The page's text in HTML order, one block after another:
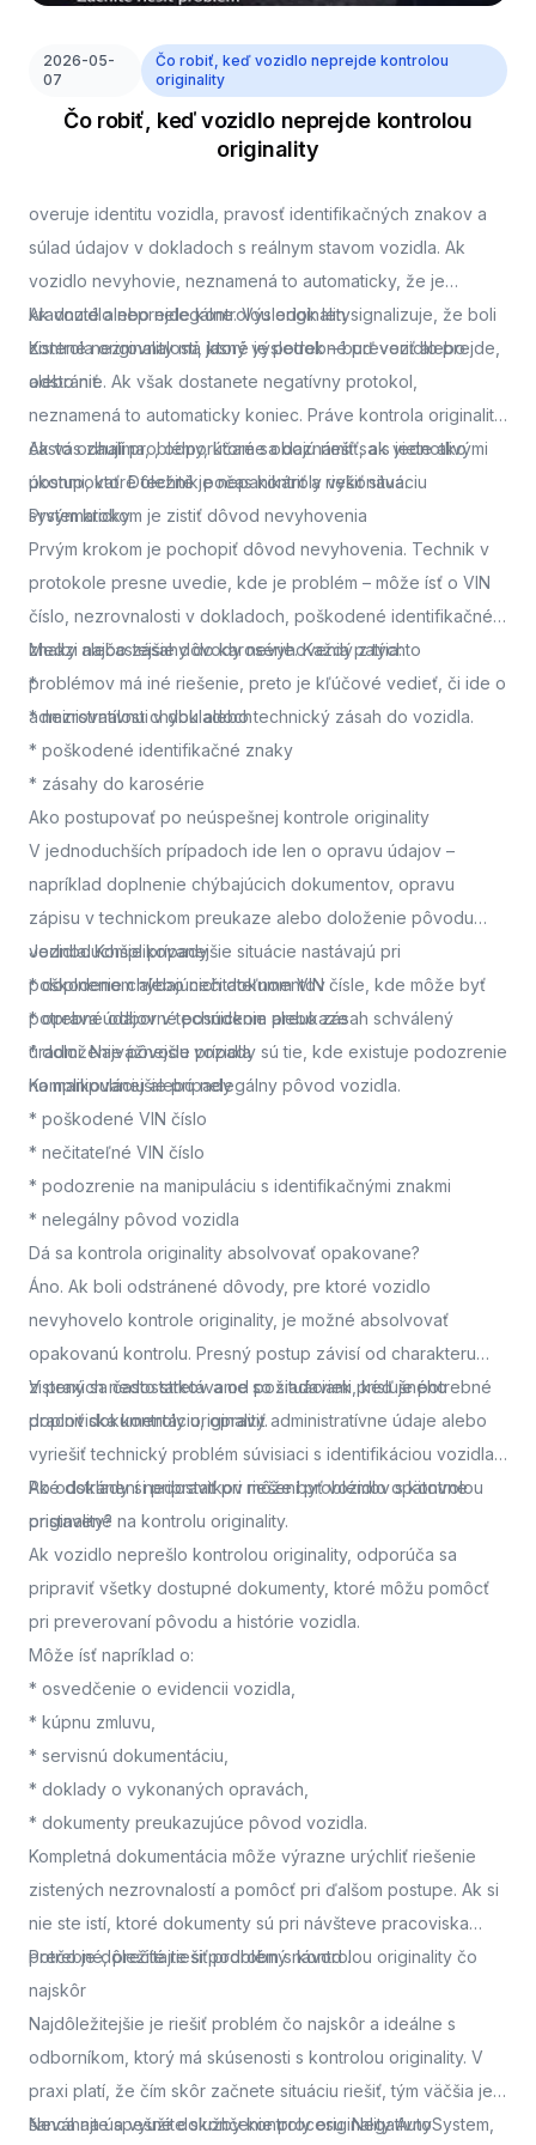
2026-05-
07
Čo robiť, keď vozidlo neprejde kontrolou
originality
Čo robiť, keď vozidlo neprejde kontrolou
originality
overuje identitu vozidla, pravosť identifikačných znakov a
súlad údajov v dokladoch s reálnym stavom vozidla. Ak
vozidlo nevyhovie, neznamená to automaticky, že je
kradnuté alebo nelegálne. Výsledok len signalizuje, že boli
zistené nezrovnalosti, ktoré je potrebné preveriť alebo
odstrániť.
Ak vozidlo neprejde kontrolou originality
Kontrola originality má jasný výsledok – buď vozidlo prejde,
alebo nie. Ak však dostanete negatívny protokol,
neznamená to automaticky koniec. Práve kontrola originality
často odhalí problémy, ktoré sa dajú riešiť, ak viete ako
postupovať. Dôležité je nepanikáriť a riešiť situáciu
systematicky.
Ak vás zaujíma,, odporúčame oboznámiť sa s jednotlivými
úkonmi, ktoré technik počas kontroly vykonáva.
Prvým krokom je zistiť dôvod nevyhovenia
Prvým krokom je pochopiť dôvod nevyhovenia. Technik v
protokole presne uvedie, kde je problém – môže ísť o VIN
číslo, nezrovnalosti v dokladoch, poškodené identifikačné
znaky alebo zásahy do karosérie. Každý z týchto
problémov má iné riešenie, preto je kľúčové vedieť, či ide o
administratívnu chybu alebo technický zásah do vozidla.
Medzi najčastejšie dôvody nevyhovenia patria:
*
* nezrovnalosti v dokladoch
* poškodené identifikačné znaky
* zásahy do karosérie
Ako postupovať po neúspešnej kontrole originality
V jednoduchších prípadoch ide len o opravu údajov –
napríklad doplnenie chýbajúcich dokumentov, opravu
zápisu v technickom preukaze alebo doloženie pôvodu
vozidla. Komplikovanejšie situácie nastávajú pri
poškodenom alebo nečitateľnom VIN čísle, kde môže byť
potrebné odborné posúdenie alebo zásah schválený
úradmi. Najvážnejšie prípady sú tie, kde existuje podozrenie
na manipuláciu alebo nelegálny pôvod vozidla.
Jednoduchšie prípady
* doplnenie chýbajúcich dokumentov
* oprava údajov v technickom preukaze
* doloženie pôvodu vozidla
Komplikovanejšie prípady
* poškodené VIN číslo
* nečitateľné VIN číslo
* podozrenie na manipuláciu s identifikačnými znakmi
* nelegálny pôvod vozidla
Dá sa kontrola originality absolvovať opakovane?
Áno. Ak boli odstránené dôvody, pre ktoré vozidlo
nevyhovelo kontrole originality, je možné absolvovať
opakovanú kontrolu. Presný postup závisí od charakteru
zistených nedostatkov a od požiadaviek príslušného
pracoviska kontroly originality.
V praxi sa často stretávame so situáciami, keď je potrebné
doplniť dokumentáciu, opraviť administratívne údaje alebo
vyriešiť technický problém súvisiaci s identifikáciou vozidla.
Po odstránení nedostatkov môže byť vozidlo opätovne
pristavené na kontrolu originality.
Aké doklady si pripraviť pri riešení problémov s kontrolou
originality?
Ak vozidlo neprešlo kontrolou originality, odporúča sa
pripraviť všetky dostupné dokumenty, ktoré môžu pomôcť
pri preverovaní pôvodu a histórie vozidla.
Môže ísť napríklad o:
* osvedčenie o evidencii vozidla,
* kúpnu zmluvu,
* servisnú dokumentáciu,
* doklady o vykonaných opravách,
* dokumenty preukazujúce pôvod vozidla.
Kompletná dokumentácia môže výrazne urýchliť riešenie
zistených nezrovnalostí a pomôcť pri ďalšom postupe. Ak si
nie ste istí, ktoré dokumenty sú pri návšteve pracoviska
potrebné, prečítajte si podrobný návod.
Prečo je dôležité riešiť problém s kontrolou originality čo
najskôr
Najdôležitejšie je riešiť problém čo najskôr a ideálne s
odborníkom, ktorý má skúsenosti s kontrolou originality. V
praxi platí, že čím skôr začnete situáciu riešiť, tým väčšia je
šanca na úspešné dokončenie procesu. Negatívny
Neváhajte a využite služby kontroly originality AutoSystem,